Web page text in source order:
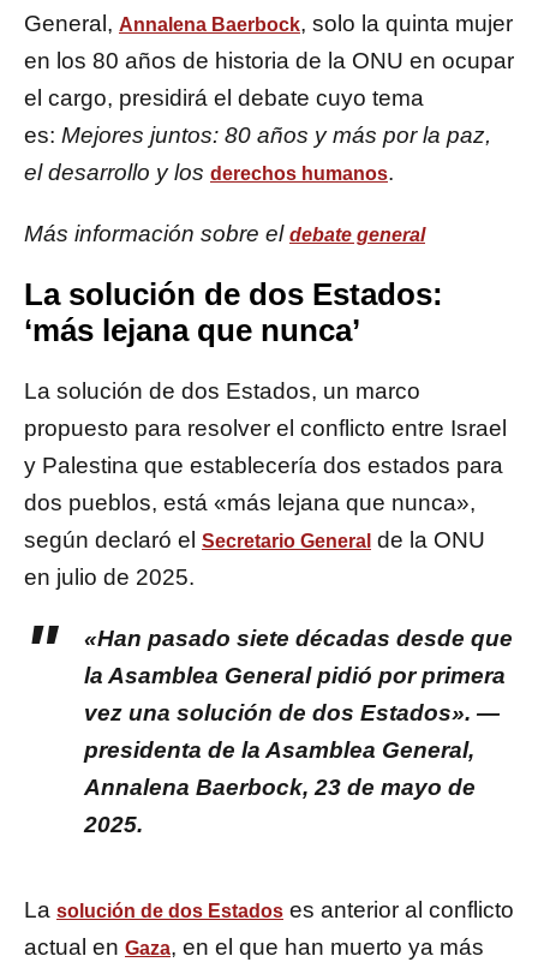
General, Annalena Baerbock, solo la quinta mujer
en los 80 años de historia de la ONU en ocupar
el cargo, presidirá el debate cuyo tema
es: Mejores juntos: 80 años y más por la paz,
el desarrollo y los derechos humanos.
Más información sobre el debate general
La solución de dos Estados:
‘más lejana que nunca’
La solución de dos Estados, un marco
propuesto para resolver el conflicto entre Israel
y Palestina que establecería dos estados para
dos pueblos, está «más lejana que nunca»,
según declaró el Secretario General de la ONU
en julio de 2025.
«Han pasado siete décadas desde que
la Asamblea General pidió por primera
vez una solución de dos Estados». —
presidenta de la Asamblea General,
Annalena Baerbock, 23 de mayo de
2025.
La solución de dos Estados es anterior al conflicto
actual en Gaza, en el que han muerto ya más